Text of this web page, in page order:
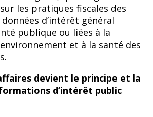
les pratiques fiscales des
d’intérêt général
publique ou liées à la
et à la santé des
devient le principe et la
d’intérêt public